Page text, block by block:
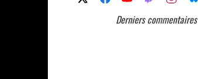
Derniers commentaires